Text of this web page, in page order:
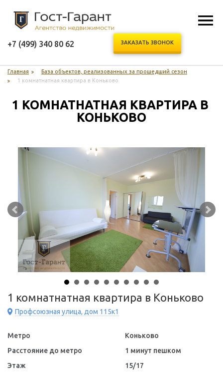
+7 (499) 340 80 62 ЗАКАЗАТЬ ЗВОНОК
Главная
База объектов, реализованных за прошедший сезон
1 комнатнатная квартира в Коньково
1 КОМНАТНАТНАЯ КВАРТИРА В
КОНЬКОВО
1 комнатнатная квартира в Коньково
Профсоюзная улица, дом 115к1
Метро
Коньково
Расстояние до метро
1 минут пешком
Этаж
15/17